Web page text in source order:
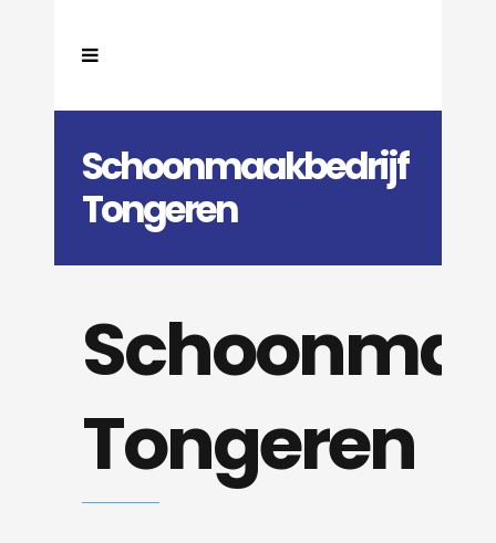
Schoonmaakbedrijf
Tongeren
Tongeren